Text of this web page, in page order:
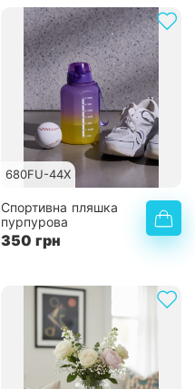
680FU-44X
Спортивна пляшка
пурпурова
350 грн